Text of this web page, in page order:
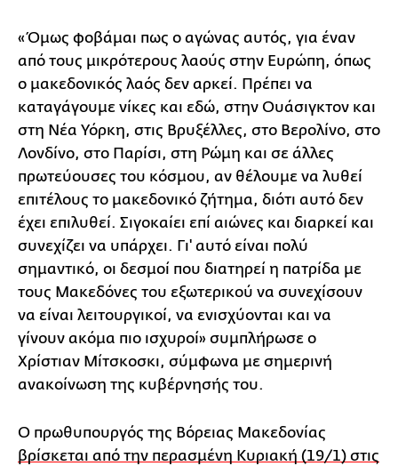
«Όμως φοβάμαι πως ο αγώνας αυτός, για έναν
από τους μικρότερους λαούς στην Ευρώπη, όπως
ο μακεδονικός λαός δεν αρκεί. Πρέπει να
καταγάγουμε νίκες και εδώ, στην Ουάσιγκτον και
στη Νέα Υόρκη, στις Βρυξέλλες, στο Βερολίνο, στο
Λονδίνο, στο Παρίσι, στη Ρώμη και σε άλλες
πρωτεύουσες του κόσμου, αν θέλουμε να λυθεί
επιτέλους το μακεδονικό ζήτημα, διότι αυτό δεν
έχει επιλυθεί. Σιγοκαίει επί αιώνες και διαρκεί και
συνεχίζει να υπάρχει. Γι' αυτό είναι πολύ
σημαντικό, οι δεσμοί που διατηρεί η πατρίδα με
τους Μακεδόνες του εξωτερικού να συνεχίσουν
να είναι λειτουργικοί, να ενισχύονται και να
γίνουν ακόμα πιο ισχυροί» συμπλήρωσε ο
Χρίστιαν Μίτσκοσκι, σύμφωνα με σημερινή
ανακοίνωση της κυβέρνησής του.
Ο πρωθυπουργός της Βόρειας Μακεδονίας
βρίσκεται από την περασμένη Κυριακή (19/1) στις